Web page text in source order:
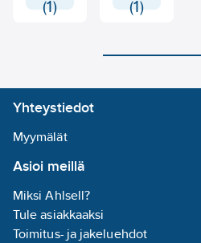
(1)
(1)
Yhteystiedot
Myymälät
Asioi meillä
Miksi Ahlsell?
Tule asiakkaaksi
Toimitus- ja jakeluehdot